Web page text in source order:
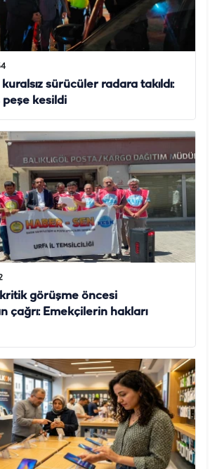
kuralsız sürücüler radara takıldı:
kesildi
görüşme öncesi
çağrı: Emekçilerin hakları